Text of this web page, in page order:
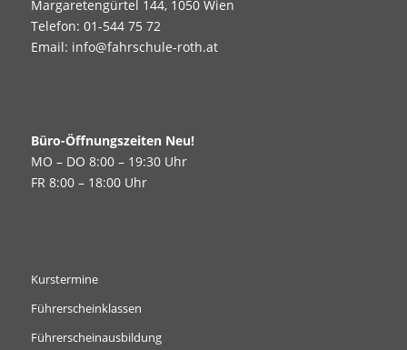
Margaretengürtel 144, 1050 Wien
Telefon: 01-544 75 72
Email: info@fahrschule-roth.at
Büro-Öffnungszeiten Neu!
MO – DO 8:00 – 19:30 Uhr
FR 8:00 – 18:00 Uhr
Kurstermine
Führerscheinklassen
Führerscheinausbildung